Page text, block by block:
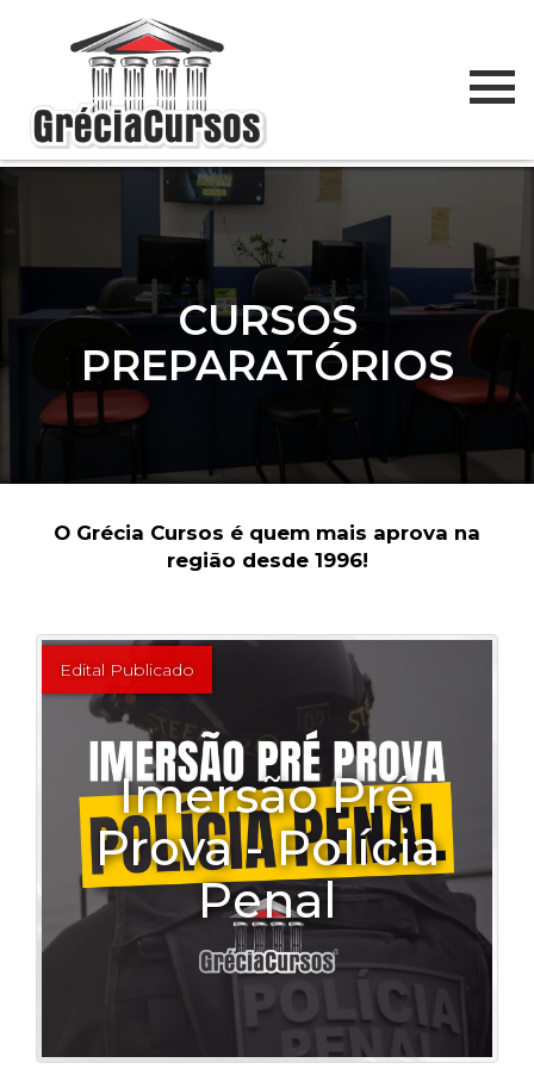
CURSOS
PREPARATÓRIOS
O Grécia Cursos é quem mais aprova na
região desde 1996!
Edital Publicado
Imersão Pré
Prova - Polícia
Penal